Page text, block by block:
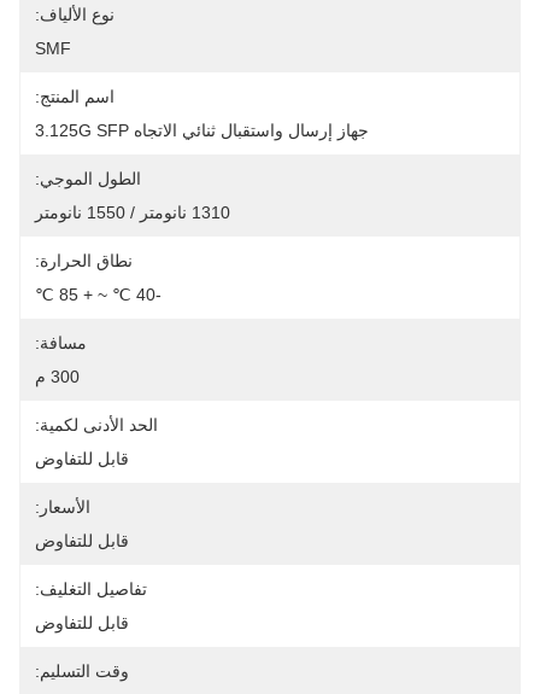
نوع الألياف:
SMF
اسم المنتج:
جهاز إرسال واستقبال ثنائي الاتجاه 3.125G SFP
الطول الموجي:
1310 نانومتر / 1550 نانومتر
نطاق الحرارة:
-40 ℃ ~ + 85 ℃
مسافة:
300 م
الحد الأدنى لكمية:
قابل للتفاوض
الأسعار:
قابل للتفاوض
تفاصيل التغليف:
قابل للتفاوض
وقت التسليم: